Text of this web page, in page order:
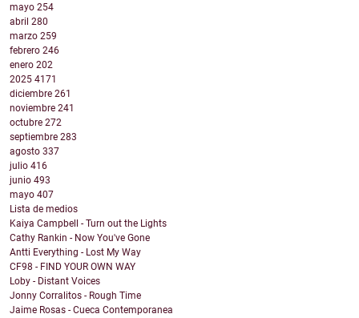
mayo 254
abril 280
marzo 259
febrero 246
enero 202
2025 4171
diciembre 261
noviembre 241
octubre 272
septiembre 283
agosto 337
julio 416
junio 493
mayo 407
Lista de medios
Kaiya Campbell - Turn out the Lights
Cathy Rankin - Now You've Gone
Antti Everything - Lost My Way
CF98 - FIND YOUR OWN WAY
Loby - Distant Voices
Jonny Corralitos - Rough Time
Jaime Rosas - Cueca Contemporanea